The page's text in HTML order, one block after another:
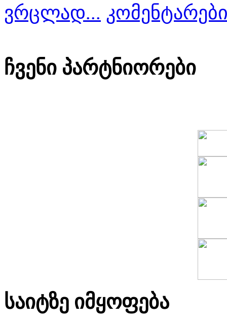
ვრცლად...
ჩვენი პარტნიორები
საიტზე იმყოფება